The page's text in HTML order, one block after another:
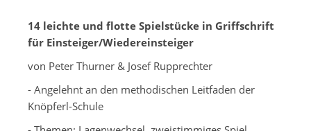
14 leichte und flotte Spielstücke in Griffschrift
für Einsteiger/Wiedereinsteiger
von Peter Thurner & Josef Rupprechter
- Angelehnt an den methodischen Leitfaden der
Knöpferl-Schule